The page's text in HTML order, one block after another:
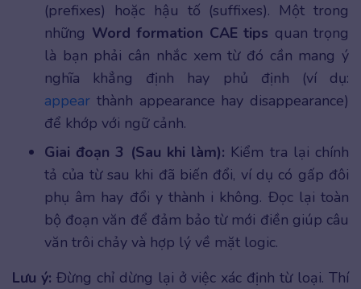
(prefixes) hoặc hậu tố (suffixes). Một trong
những Word formation CAE tips quan trọng
là bạn phải cân nhắc xem từ đó cần mang ý
nghĩa khẳng định hay phủ định (ví dụ:
appear thành appearance hay disappearance)
để khớp với ngữ cảnh.
Giai đoạn 3 (Sau khi làm): Kiểm tra lại chính
tả của từ sau khi đã biến đổi, ví dụ có gấp đôi
phụ âm hay đổi y thành i không. Đọc lại toàn
bộ đoạn văn để đảm bảo từ mới điền giúp câu
văn trôi chảy và hợp lý về mặt logic.
Lưu ý: Đừng chỉ dừng lại ở việc xác định từ loại. Thí